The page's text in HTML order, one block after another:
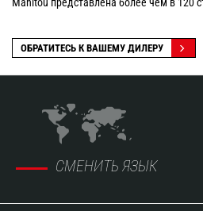
ОБРАТИТЕСЬ К ВАШЕМУ ДИЛЕРУ
СМЕНИТЬ ЯЗЫК